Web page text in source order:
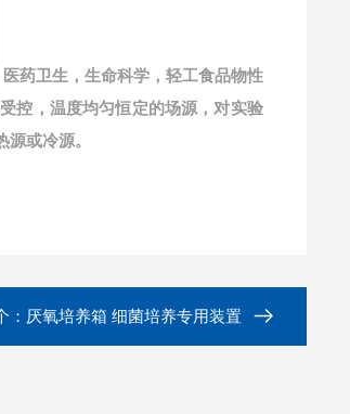
药卫生，生命科学，轻工食品物性
控，温度均匀恒定的场源，对实验
或冷源。
： 厌氧培养箱 细菌培养专用装置